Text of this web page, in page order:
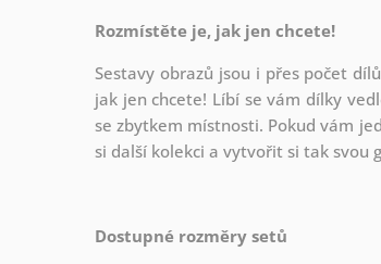
Rozmístěte je, jak jen chcete!
Sestavy obrazů jsou i přes počet
jak jen chcete! Líbí se vám dílky
se zbytkem místnosti. Pokud vám
si další kolekci a vytvořit si tak svou
Dostupné rozměry setů